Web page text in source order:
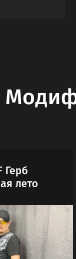
Герб
лето